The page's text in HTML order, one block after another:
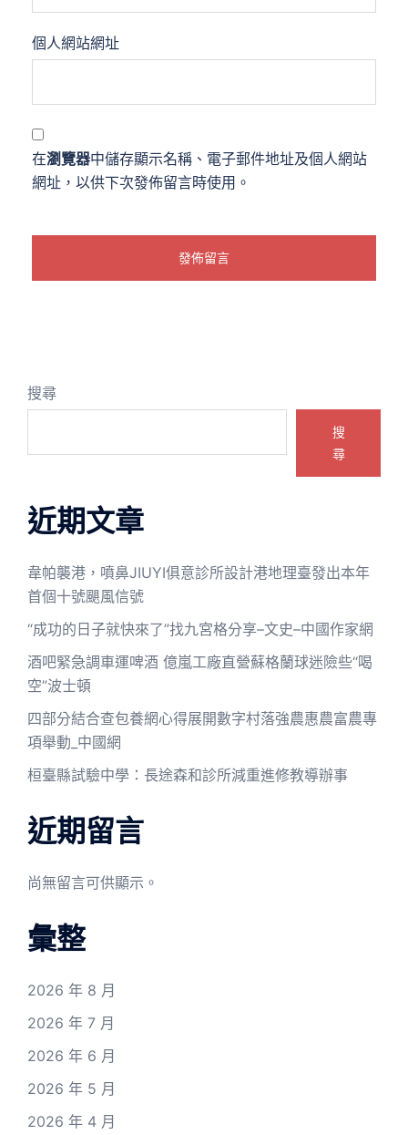
個人網站網址
在瀏覽器中儲存顯示名稱、電子郵件地址及個人網站
網址，以供下次發佈留言時使用。
搜尋
搜
尋
近期文章
韋帕襲港，噴鼻JIUYI俱意診所設計港地理臺發出本年
首個十號颶風信號
“成功的日子就快來了”找九宮格分享–文史–中國作家網
酒吧緊急調車運啤酒 億嵐工廠直營蘇格蘭球迷險些“喝
空”波士頓
四部分結合查包養網心得展開數字村落強農惠農富農專
項舉動_中國網
桓臺縣試驗中學：長途森和診所減重進修教導辦事
近期留言
尚無留言可供顯示。
彙整
2026 年 8 月
2026 年 7 月
2026 年 6 月
2026 年 5 月
2026 年 4 月